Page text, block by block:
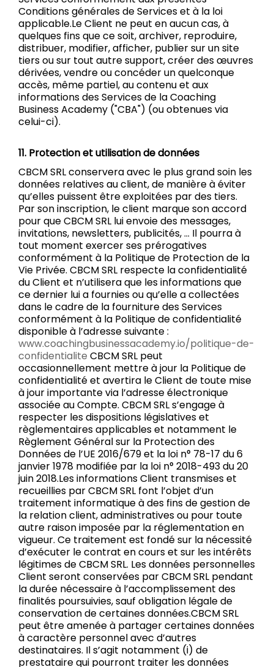
Conditions générales de Services et à la loi
applicable.Le Client ne peut en aucun cas, à
quelques fins que ce soit, archiver, reproduire,
distribuer, modifier, afficher, publier sur un site
tiers ou sur tout autre support, créer des œuvres
dérivées, vendre ou concéder un quelconque
accès, même partiel, au contenu et aux
informations des Services de la Coaching
Business Academy ("CBA") (ou obtenues via
celui-ci).
11. Protection et utilisation de données
CBCM SRL conservera avec le plus grand soin les
données relatives au client, de manière à éviter
qu’elles puissent être exploitées par des tiers.
Par son inscription, le client marque son accord
pour que CBCM SRL lui envoie des messages,
invitations, newsletters, publicités, ... Il pourra à
tout moment exercer ses prérogatives
conformément à la Politique de Protection de la
Vie Privée. CBCM SRL respecte la confidentialité
du Client et n’utilisera que les informations que
ce dernier lui a fournies ou qu’elle a collectées
dans le cadre de la fourniture des Services
conformément à la Politique de confidentialité
disponible à l’adresse suivante :
www.coachingbusinessacademy.io/politique-de-
confidentialite CBCM SRL peut
occasionnellement mettre à jour la Politique de
confidentialité et avertira le Client de toute mise
à jour importante via l’adresse électronique
associée au Compte. CBCM SRL s’engage à
respecter les dispositions législatives et
règlementaires applicables et notamment le
Règlement Général sur la Protection des
Données de l’UE 2016/679 et la loi n° 78-17 du 6
janvier 1978 modifiée par la loi n° 2018-493 du 20
juin 2018.Les informations Client transmises et
recueillies par CBCM SRL font l’objet d’un
traitement informatique à des fins de gestion de
la relation client, administratives ou pour toute
autre raison imposée par la réglementation en
vigueur. Ce traitement est fondé sur la nécessité
d’exécuter le contrat en cours et sur les intérêts
légitimes de CBCM SRL. Les données personnelles
Client seront conservées par CBCM SRL pendant
la durée nécessaire à l’accomplissement des
finalités poursuivies, sauf obligation légale de
conservation de certaines données.CBCM SRL
peut être amenée à partager certaines données
à caractère personnel avec d’autres
destinataires. Il s’agit notamment (i) de
prestataire qui pourront traiter les données